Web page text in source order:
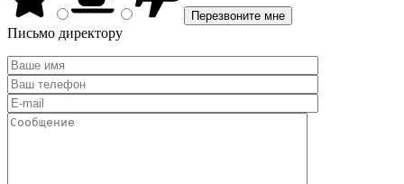
Письмо директору